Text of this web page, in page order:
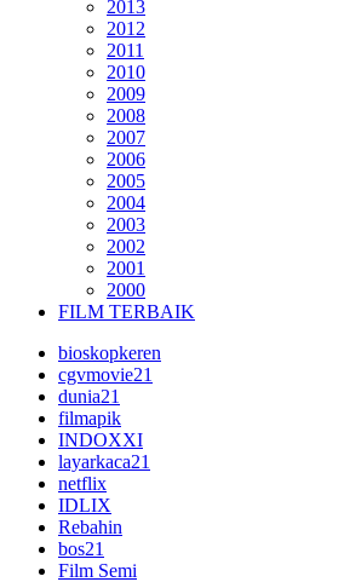
2013
2012
2011
2010
2009
2008
2007
2006
2005
2004
2003
2002
2001
2000
FILM TERBAIK
bioskopkeren
cgvmovie21
dunia21
filmapik
INDOXXI
layarkaca21
netflix
IDLIX
Rebahin
bos21
Film Semi